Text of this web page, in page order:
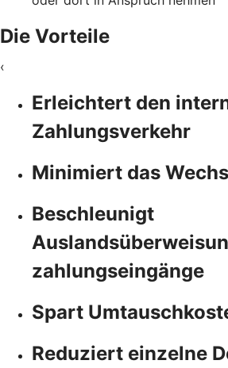
Die Vorteile
‹
Erleichtert den
Zahlungsverkehr
Minimiert das
Beschleunigt
zahlungseingänge
Spart
Reduziert einzelne